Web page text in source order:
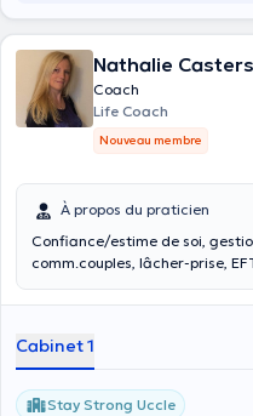
Nathalie Casters
Coach
Life Coach
Nouveau membre
À propos du praticien
Confiance/estime de soi,
comm.couples, lâcher-prise,
Cabinet 1
Stay Strong Uccle